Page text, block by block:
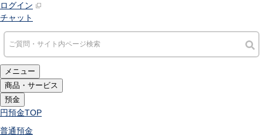
ログイン
チャット
メニュー
商品・サービス
預金
円預金TOP
普通預金